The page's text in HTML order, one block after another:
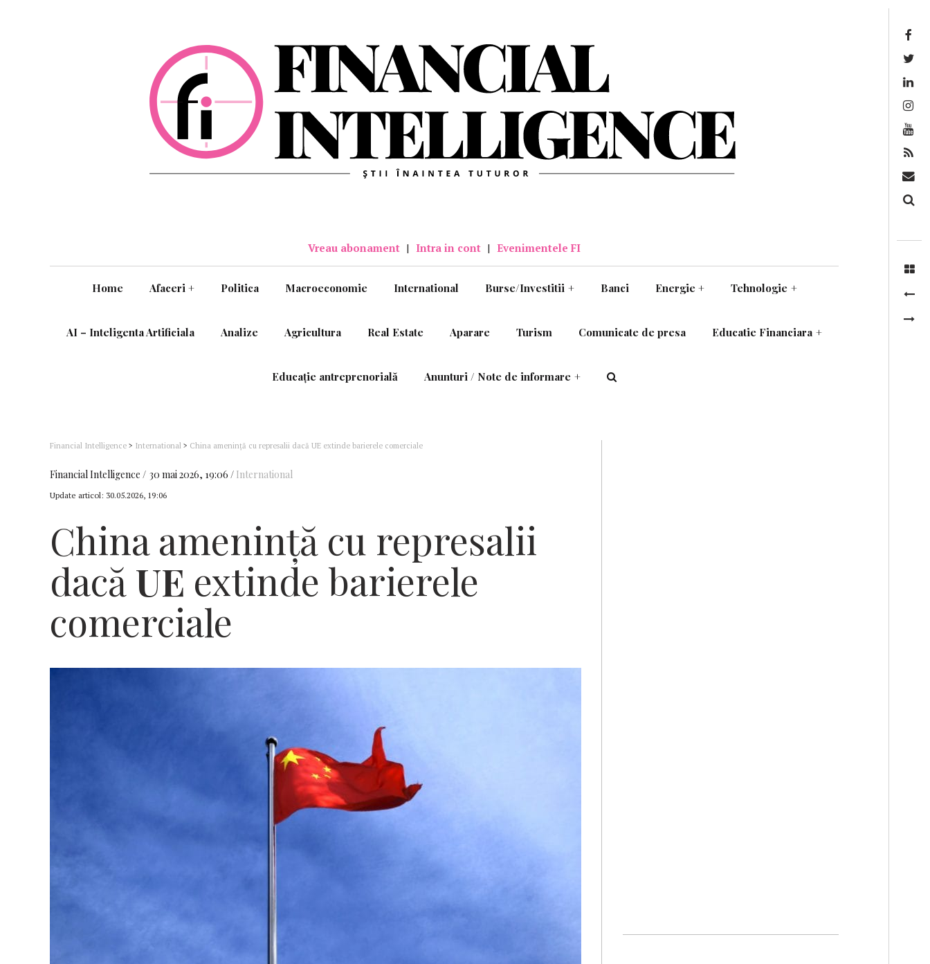
Vreau abonament | Intra in cont | Evenimentele FI
Home Afaceri + Politica Macroeconomie International Burse/Investitii + Banci Energie + Tehnologie +
AI – Inteligenta Artificiala Analize Agricultura Real Estate Aparare Turism Comunicate de presa Educatie Financiara +
Educație antreprenorială Anunturi / Note de informare +
Financial Intelligence > International > China ameninţă cu represalii dacă UE extinde barierele comerciale
Financial Intelligence 30 mai 2026, 19:06 International
Update articol: 30.05.2026, 19:06
China ameninţă cu represalii
dacăUE extinde barierele
comerciale